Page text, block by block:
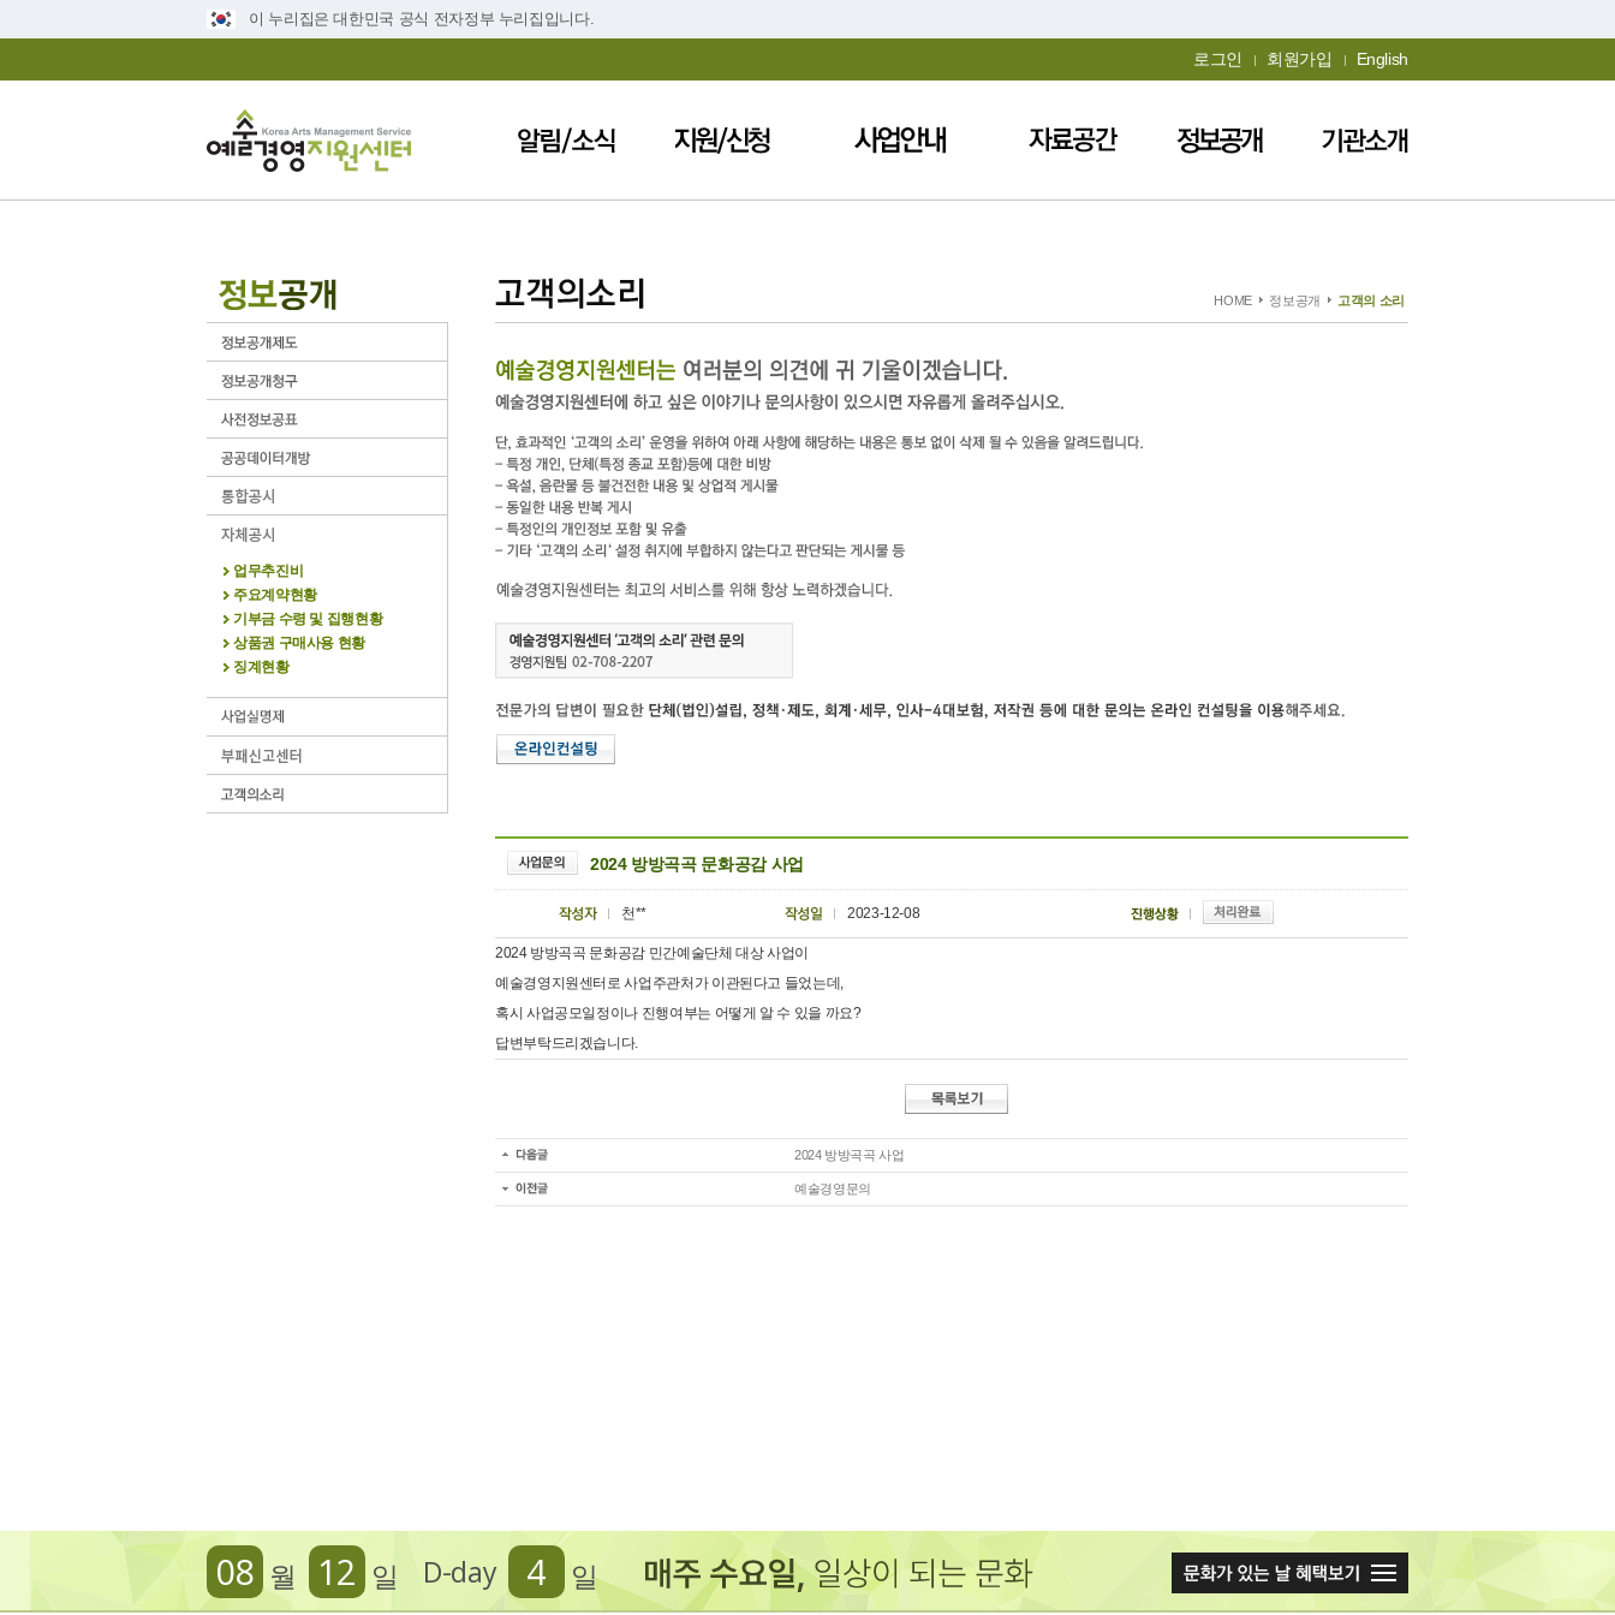
이 누리집은 대한민국 공식 전자정부 누리집입니다.
로그인 회원가입 English
업무추진비
주요계약현황
기부금 수령 및 집행현황
상품권 구매사용 현황
징계현황
HOME 정보공개 고객의 소리
2024 방방곡곡 문화공감 사업
천** 2023-12-08
2024 방방곡곡 문화공감 민간예술단체 대상 사업이
예술경영지원센터로 사업주관처가 이관된다고 들었는데,
혹시 사업공모일정이나 진행여부는 어떻게 알 수 있을 까요?
답변부탁드리겠습니다.
2024 방방곡곡 사업
예술경영문의
D-day 4 일
08 월 12 일